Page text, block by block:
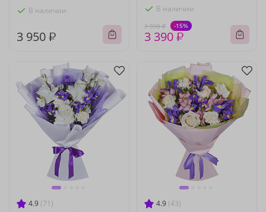
В наличии
3 950 ₽
В наличии
3 990 ₽ -15%
3 390 ₽
4.9 (71) 4.9 (43)